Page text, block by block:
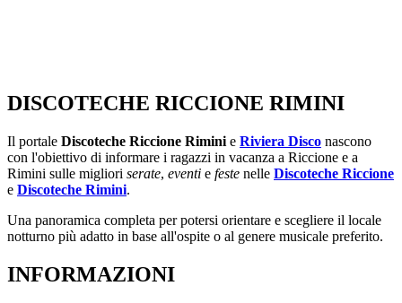
DISCOTECHE RICCIONE RIMINI
Il portale Discoteche Riccione Rimini e Riviera Disco nascono
con l'obiettivo di informare i ragazzi in vacanza a Riccione e a
Rimini sulle migliori serate, eventi e feste nelle Discoteche Riccione
e Discoteche Rimini.
Una panoramica completa per potersi orientare e scegliere il locale
notturno più adatto in base all'ospite o al genere musicale preferito.
INFORMAZIONI